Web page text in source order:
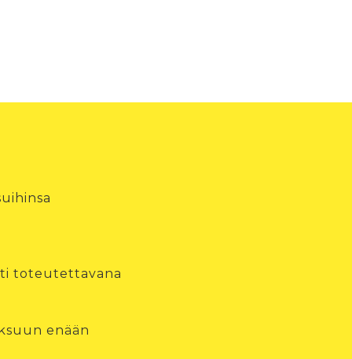
toteutettavana
enään